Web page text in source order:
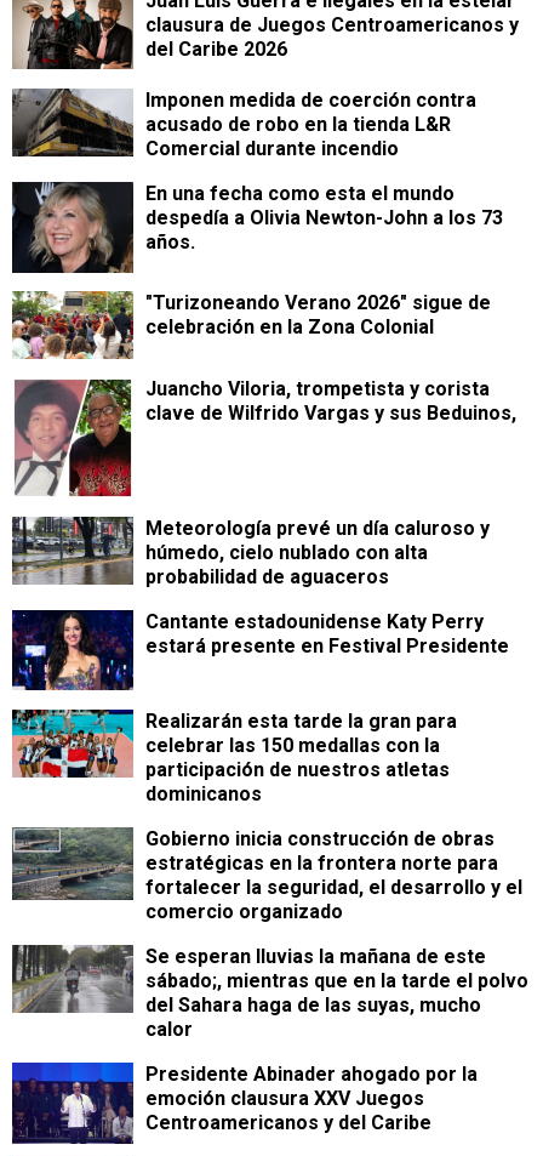
clausura de Juegos Centroamericanos y
del Caribe 2026
Imponen medida de coerción contra
acusado de robo en la tienda L&R
Comercial durante incendio
En una fecha como esta el mundo
despedía a Olivia Newton-John a los 73
años.
"Turizoneando Verano 2026" sigue de
celebración en la Zona Colonial
Juancho Viloria, trompetista y corista
clave de Wilfrido Vargas y sus Beduinos,
Meteorología prevé un día caluroso y
húmedo, cielo nublado con alta
probabilidad de aguaceros
Cantante estadounidense Katy Perry
estará presente en Festival Presidente
Realizarán esta tarde la gran para
celebrar las 150 medallas con la
participación de nuestros atletas
dominicanos
Gobierno inicia construcción de obras
estratégicas en la frontera norte para
fortalecer la seguridad, el desarrollo y el
comercio organizado
Se esperan lluvias la mañana de este
sábado;, mientras que en la tarde el polvo
del Sahara haga de las suyas, mucho
calor
Presidente Abinader ahogado por la
emoción clausura XXV Juegos
Centroamericanos y del Caribe